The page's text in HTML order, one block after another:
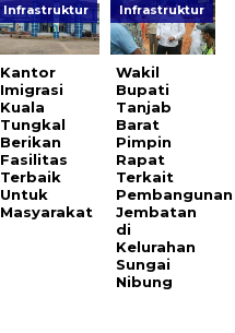
Infrastruktur
Kantor
Imigrasi
Kuala
Tungkal
Berikan
Fasilitas
Terbaik
Untuk
Masyarakat
Infrastruktur
Wakil
Bupati
Tanjab
Barat
Pimpin
Rapat
Terkait
Pembangunan
Jembatan
di
Kelurahan
Sungai
Nibung